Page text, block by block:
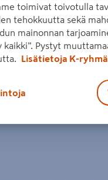
€/ kpl
Lue lisää
Cello Branno ruskea 3
toimivat toivotulla
tehokkuutta sekä
mainonnan
kaikki”. Pystyt
Lisätietoja K-